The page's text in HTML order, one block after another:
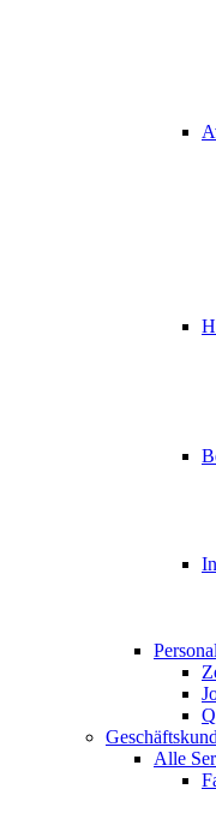
Alle